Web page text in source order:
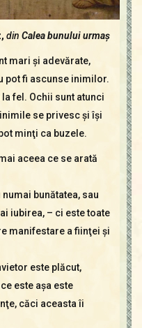
din Calea bunului urmaş
mari şi adevărate,
pot fi ascunse inimilor.
fel. Ochii sunt atunci
se privesc şi îşi
minţi ca buzele.
aceea ce se arată
bunătatea, sau
iubirea, – ci este toate
manifestare a fiinţei şi
este plăcut,
este aşa este
căci aceasta îi